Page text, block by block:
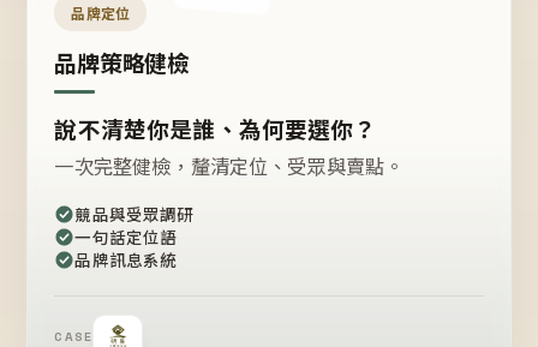
品牌定位
品牌策略健檢
說不清楚你是誰、為何要選你？
一次完整健檢，釐清定位、受眾與賣點。
競品與受眾調研
一句話定位語
品牌訊息系統
CASE